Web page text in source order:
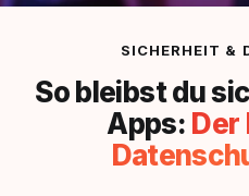
SICHERHEIT &
So bleibst du
Apps: Der